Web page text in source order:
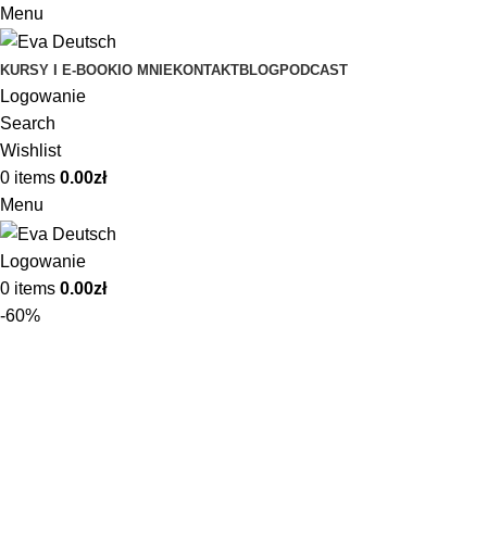
Menu
KURSY I E-BOOKI O MNIEKONTAKTBLOGPODCAST
Logowanie
Search
Wishlist
0 items 0.00zł
Menu
Logowanie
0 items 0.00zł
-60%